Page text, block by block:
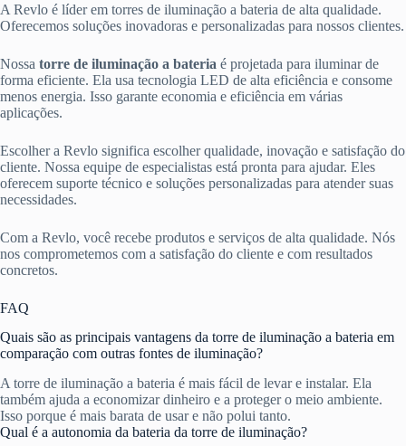
A Revlo é líder em torres de iluminação a bateria de alta qualidade.
Oferecemos soluções inovadoras e personalizadas para nossos clientes.
Nossa torre de iluminação a bateria é projetada para iluminar de
forma eficiente. Ela usa tecnologia LED de alta eficiência e consome
menos energia. Isso garante economia e eficiência em várias
aplicações.
Escolher a Revlo significa escolher qualidade, inovação e satisfação do
cliente. Nossa equipe de especialistas está pronta para ajudar. Eles
oferecem suporte técnico e soluções personalizadas para atender suas
necessidades.
Com a Revlo, você recebe produtos e serviços de alta qualidade. Nós
nos comprometemos com a satisfação do cliente e com resultados
concretos.
FAQ
Quais são as principais vantagens da torre de iluminação a bateria em
comparação com outras fontes de iluminação?
A torre de iluminação a bateria é mais fácil de levar e instalar. Ela
também ajuda a economizar dinheiro e a proteger o meio ambiente.
Isso porque é mais barata de usar e não polui tanto.
Qual é a autonomia da bateria da torre de iluminação?